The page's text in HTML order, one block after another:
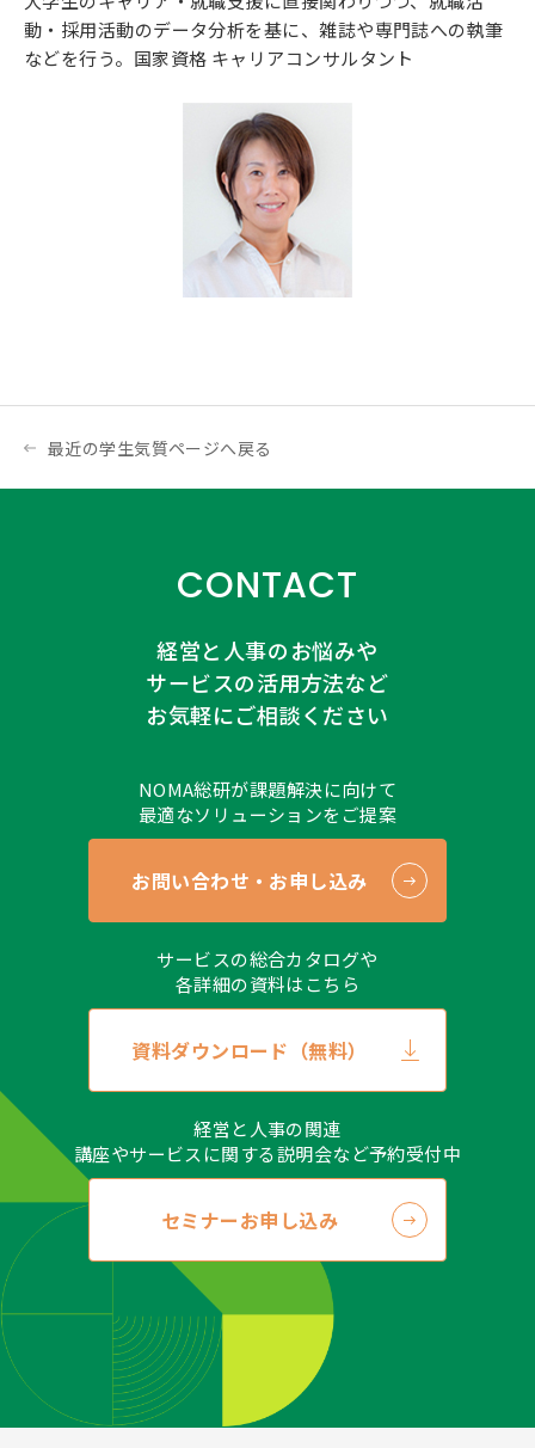
動・採用活動のデータ分析を基に、雑誌や専門誌への執筆
などを行う。国家資格 キャリアコンサルタント
最近の学生気質ページへ戻る
CONTACT
経営と人事のお悩みや
サービスの活用方法など
お気軽にご相談ください
NOMA総研が課題解決に向けて
最適なソリューションをご提案
お問い合わせ・お申し込み
サービスの総合カタログや
各詳細の資料はこちら
資料ダウンロード（無料）
経営と人事の関連
講座やサービスに関する説明会など予約受付中
セミナーお申し込み